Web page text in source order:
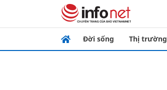
Đời sống Thị trường